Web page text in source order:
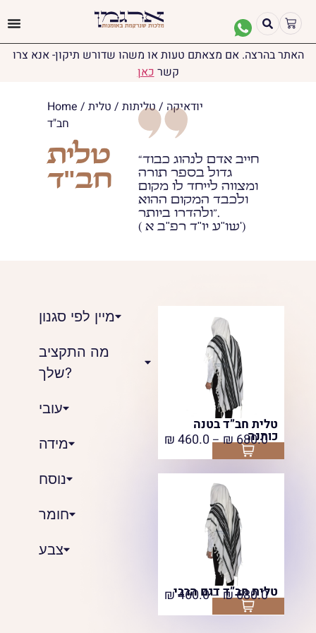
האתר בהרצה. אם מצאתם טעות או משהו שדורש תיקון- אנא צרו
קשרכאן
Home / יודאיקה /טליתות/ טלית
חב"ד
טלית
חב"ד
“חייב אדם לנהוג כבוד
גדול בספר תורה
ומצווה לייחד לו מקום
ולכבד המקום ההוא
ולהדרו ביותר”.
( שו"ע יו"ד רפ"ב א')
מיין לפי סגנון
מה התקציב
שלך?
עובי
מידה
נוסח
חומר
צבע
טלית חב”ד בטנה
כותנה ₪460.0 –₪680.0
Select options
טלית חב”ד דגם הרבי₪460.0–₪680.0
Select options